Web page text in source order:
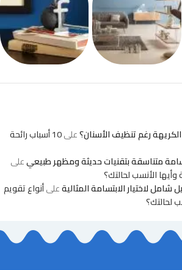
رغم تنظيف الأسنان؟على
10 أسباب رائحة
متناسقة بتقنيات حديثة ومظهر طبيعيعلى
وأيها الأنسب لحالتك؟
شامل لاختيار الابتسامة المثاليةعلىأنواع تقويم
لحالتك؟